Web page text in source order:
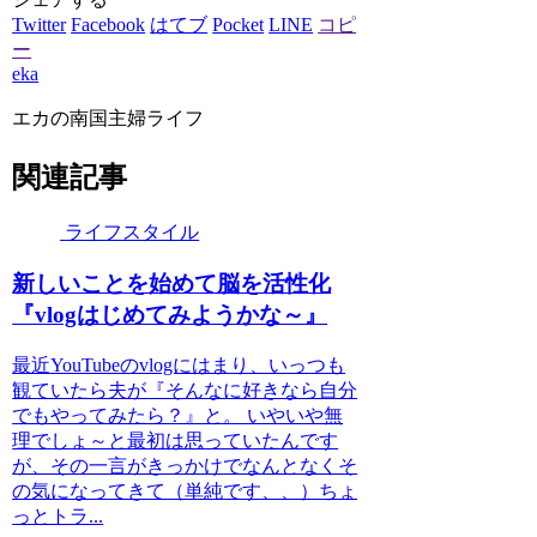
Twitter Facebook はてブ Pocket LINE コピ
ー
eka
エカの南国主婦ライフ
関連記事
ライフスタイル
新しいことを始めて脳を活性化
『vlogはじめてみようかな～』
最近YouTubeのvlogにはまり、いっつも
観ていたら夫が『そんなに好きなら自分
でもやってみたら？』と。 いやいや無
理でしょ～と最初は思っていたんです
が、その一言がきっかけでなんとなくそ
の気になってきて（単純です、、）ちょ
っとトラ...